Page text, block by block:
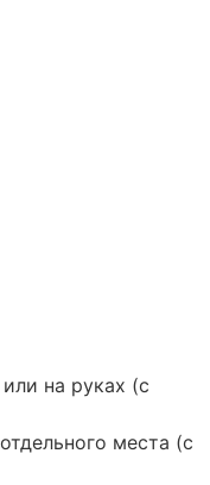
на руках (с
места (с